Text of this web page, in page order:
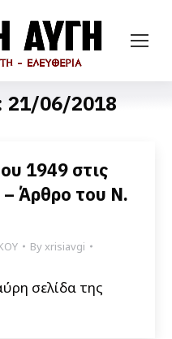
21/06/2018
1949 στις
Άρθρο του Ν.
Byxrisiavgi
σελίδα της